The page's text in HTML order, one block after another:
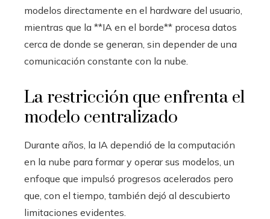
modelos directamente en el hardware del usuario,
mientras que la **IA en el borde** procesa datos
cerca de donde se generan, sin depender de una
comunicación constante con la nube.
La restricción que enfrenta el
modelo centralizado
Durante años, la IA dependió de la computación
en la nube para formar y operar sus modelos, un
enfoque que impulsó progresos acelerados pero
que, con el tiempo, también dejó al descubierto
limitaciones evidentes.